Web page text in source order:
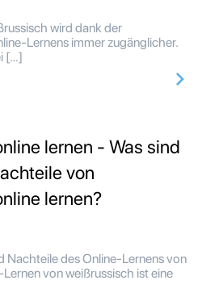
wird dank der
Lernens immer zugänglicher.
[…]
lernen - Was sind
von
lernen?
Nachteile des Online-Lernens von
von weißrussisch ist eine